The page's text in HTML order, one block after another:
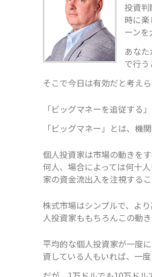
投資判
時に
ーンを
あな
で行う
そこで今日は有効だと考え
「ビッグマネーを追従する
「ビッグマネー」とは、機
個人投資家は市場の動きを
何人、場合によっては何十
家の資金流出入を注視する
株式市場はシンプルで、よ
人投資家ももちろんこの動
平均的な個人投資家が一度
資している人もいれば、一